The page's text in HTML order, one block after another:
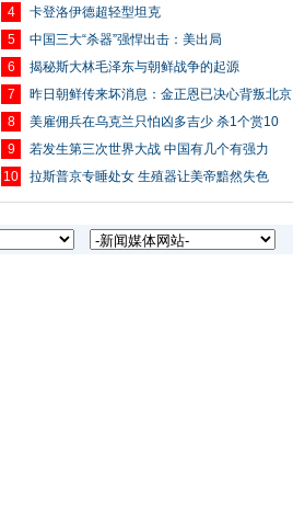
4
卡登洛伊德超轻型坦克
5
中国三大“杀器”强悍出击：美出局
6
揭秘斯大林毛泽东与朝鲜战争的起源
7
昨日朝鲜传来坏消息：金正恩已决心背叛北京
8
美雇佣兵在乌克兰只怕凶多吉少 杀1个赏10
9
若发生第三次世界大战 中国有几个有强力
10
拉斯普京专睡处女 生殖器让美帝黯然失色